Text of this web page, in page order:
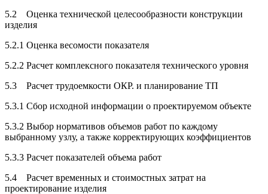
5.2 Оценка технической целесообразности конструкции
изделия
5.2.1 Оценка весомости показателя
5.2.2 Расчет комплексного показателя технического уровня
5.3 Расчет трудоемкости ОКР. и планирование ТП
5.3.1 Сбор исходной информации о проектируемом объекте
5.3.2 Выбор нормативов объемов работ по каждому
выбранному узлу, а также корректирующих коэффициентов
5.3.3 Расчет показателей объема работ
5.4 Расчет временных и стоимостных затрат на
проектирование изделия